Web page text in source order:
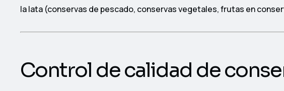
la lata (conservas de pescado, conservas vegetales, frutas en
Control de calidad de